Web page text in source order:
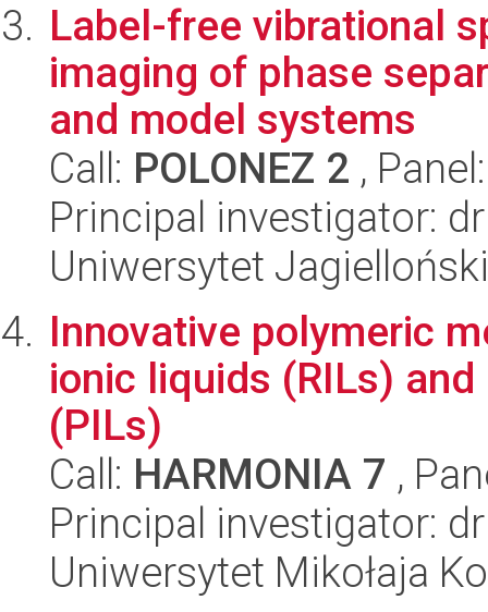
Label-free vibrational
imaging of phase
and model systems
Call: POLONEZ 2 ,
Principal investigator:
Uniwersytet
Innovative polymeric
ionic liquids (RILs)
(PILs)
Call: HARMONIA 7 ,
Principal investigator:
Uniwersytet Mikołaja